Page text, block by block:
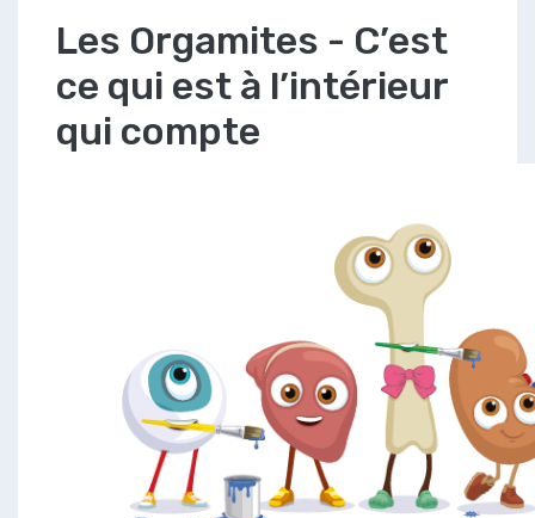
Les Orgamites - C’est
ce qui est à l’intérieur
qui compte